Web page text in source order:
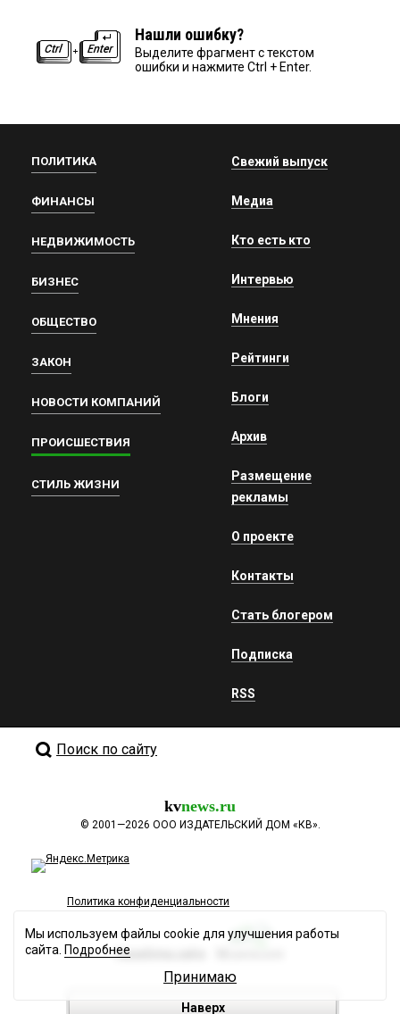
Нашли ошибку?
Выделите фрагмент с текстом
ошибки и нажмите Ctrl + Enter.
ПОЛИТИКА
ФИНАНСЫ
НЕДВИЖИМОСТЬ
БИЗНЕС
ОБЩЕСТВО
ЗАКОН
НОВОСТИ КОМПАНИЙ
ПРОИСШЕСТВИЯ
СТИЛЬ ЖИЗНИ
Свежий выпуск
Медиа
Кто есть кто
Интервью
Мнения
Рейтинги
Блоги
Архив
Размещение
рекламы
О проекте
Контакты
Стать блогером
Подписка
RSS
Поиск по сайту
kvnews.ru
© 2001—2026 ООО ИЗДАТЕЛЬСКИЙ ДОМ «КВ».
Политика конфиденциальности
Разработка сайта
Наверх
Мы используем файлы cookie для улучшения работы
сайта. Подробнее
Принимаю